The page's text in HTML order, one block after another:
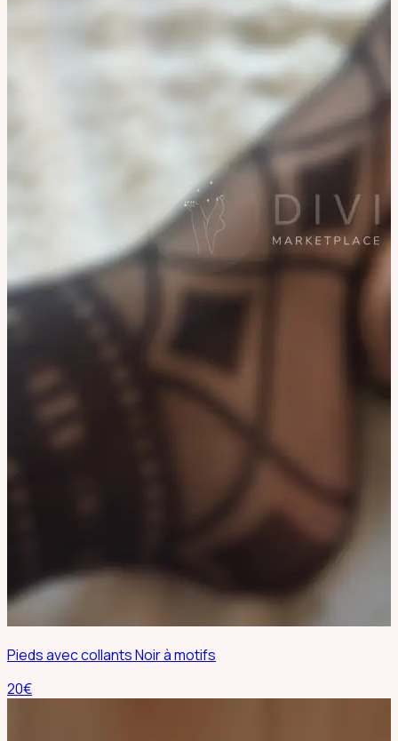
Pieds avec collants Noir à motifs
20€